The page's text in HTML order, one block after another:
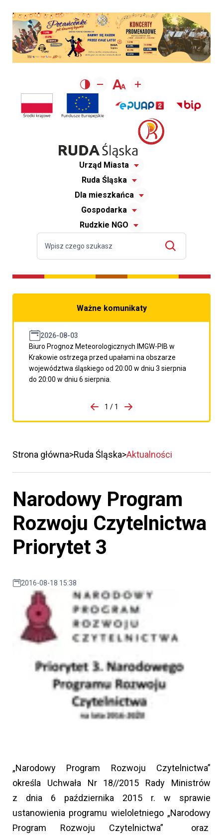
Urząd Miasta
Ruda Śląska
Dla mieszkańca
Gospodarka
Rudzkie NGO
Ważne komunikaty
2026-08-03
Biuro Prognoz Meteorologicznych IMGW-PIB w
Krakowie ostrzega przed upałami na obszarze
województwa śląskiego od 20:00 w dniu 3 sierpnia
do 20:00 w dniu 6 sierpnia.
porzpedniego komunikatu
1 / 1
Przejdź do następnego
Strona główna Ruda Śląska Aktualności
Narodowy Program
Rozwoju Czytelnictwa
Priorytet 3
2016-08-18 15:38
„Narodowy Program Rozwoju Czytelnictwa”
określa Uchwała Nr 18//2015 Rady Ministrów
z dnia 6 października 2015 r. w sprawie
ustanowienia programu wieloletniego „Narodowy
Program Rozwoju Czytelnictwa” oraz